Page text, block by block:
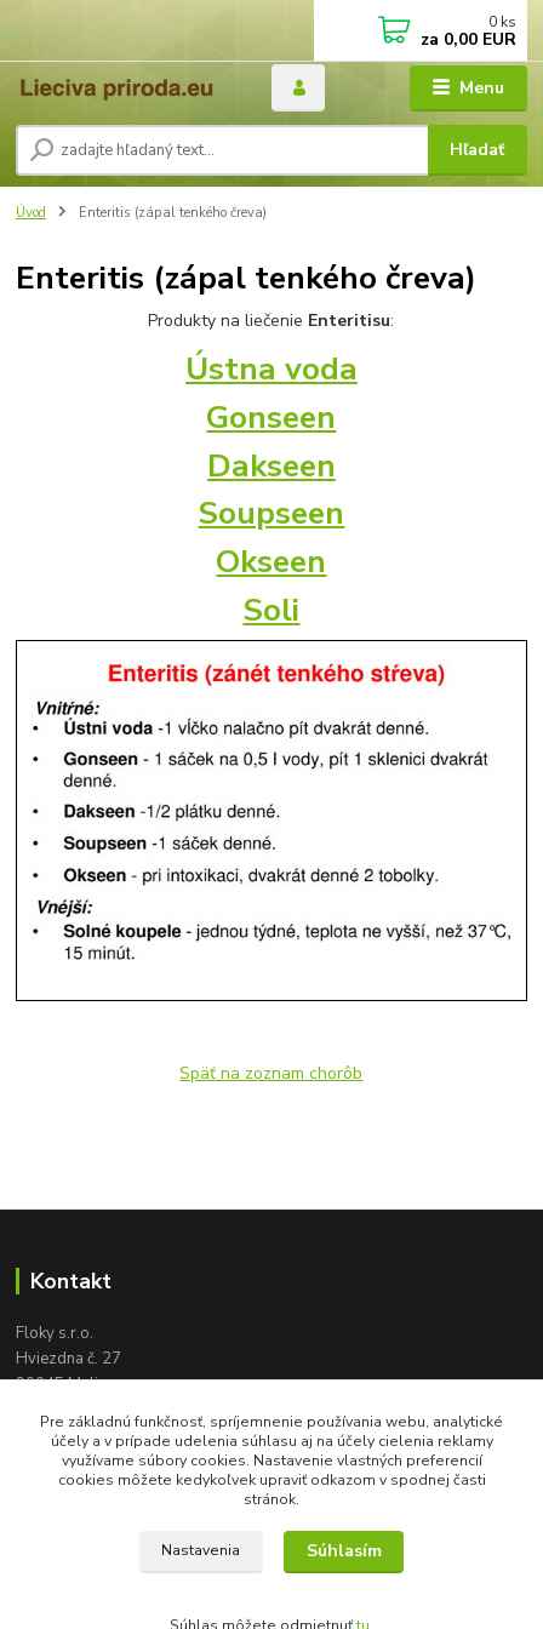
Menu
Hľadať
0 ks
za 0,00 EUR
Úvod Enteritis (zápal tenkého čreva)
Enteritis (zápal tenkého čreva)
Produkty na liečenie Enteritisu:
Ústna voda
Gonseen
Dakseen
Soupseen
Okseen
Soli
Späť na zoznam chorôb
Kontakt
Floky s.r.o.
Hviezdna č. 27
90045 Malinovo
+421 905 617 131
floky2004@gmail.com
Pre základnú funkčnosť, spríjemnenie používania webu, analytické
účely a v prípade udelenia súhlasu aj na účely cielenia reklamy
využívame súbory cookies. Nastavenie vlastných preferencií
cookies môžete kedykoľvek upraviť odkazom v spodnej časti
stránok.
Nastavenia Súhlasím